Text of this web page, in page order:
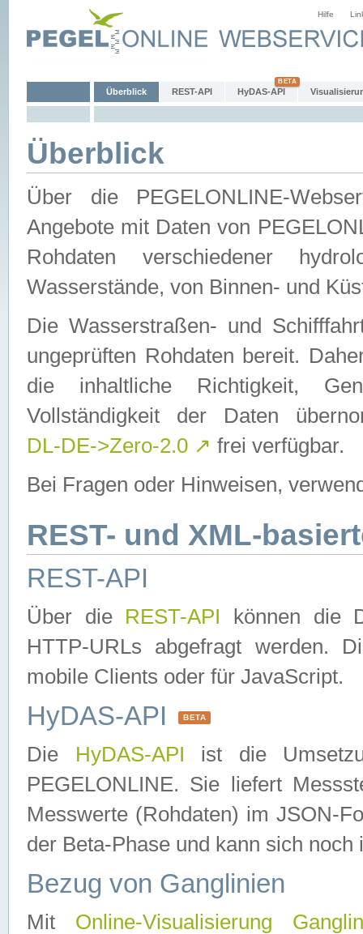
Hilfe
Überblick REST-API HyDAS-API
Überblick
Über die PEGELONLINE-
Angebote mit Daten von
Rohdaten verschiedener
Wasserstände, von Binnen- und
Die Wasserstraßen- und
ungeprüften Rohdaten bereit.
die inhaltliche Richtigkeit,
Vollständigkeit der Daten
DL-DE->Zero-2.0 ↗ frei verfügbar.
Bei Fragen oder Hinweisen,
REST- und XML-
REST-API
Über die REST-API können die
HTTP-URLs abgefragt werden.
mobile Clients oder für JavaScript.
HyDAS-API BETA
Die HyDAS-API ist die
PEGELONLINE. Sie liefert
Messwerte (Rohdaten) im JSON-
der Beta-Phase und kann sich noch
Bezug von Ganglinien
Mit Online-Visualisierung